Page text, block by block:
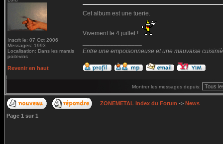
Inscrit le: 07 Oct 2006
Messages: 1993
Localisation: Dans les marais
poitevins
Cet album est une tuerie.
Vivement le 4 juillet !
Entre une empoisonneuse et une mauvaise
Revenir en haut
Montrer les messages depuis:
ZONEMETAL Index du Forum -> News
Page 1 sur 1